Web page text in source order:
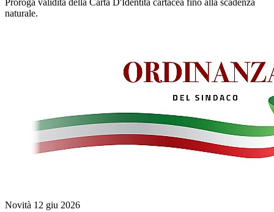
Proroga validità della Carta D'Identità cartacea fino alla scadenza
naturale.
Novità 12 giu 2026